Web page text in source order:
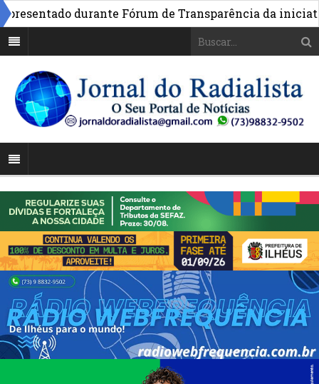
durante Fórum de Transparência da iniciativa